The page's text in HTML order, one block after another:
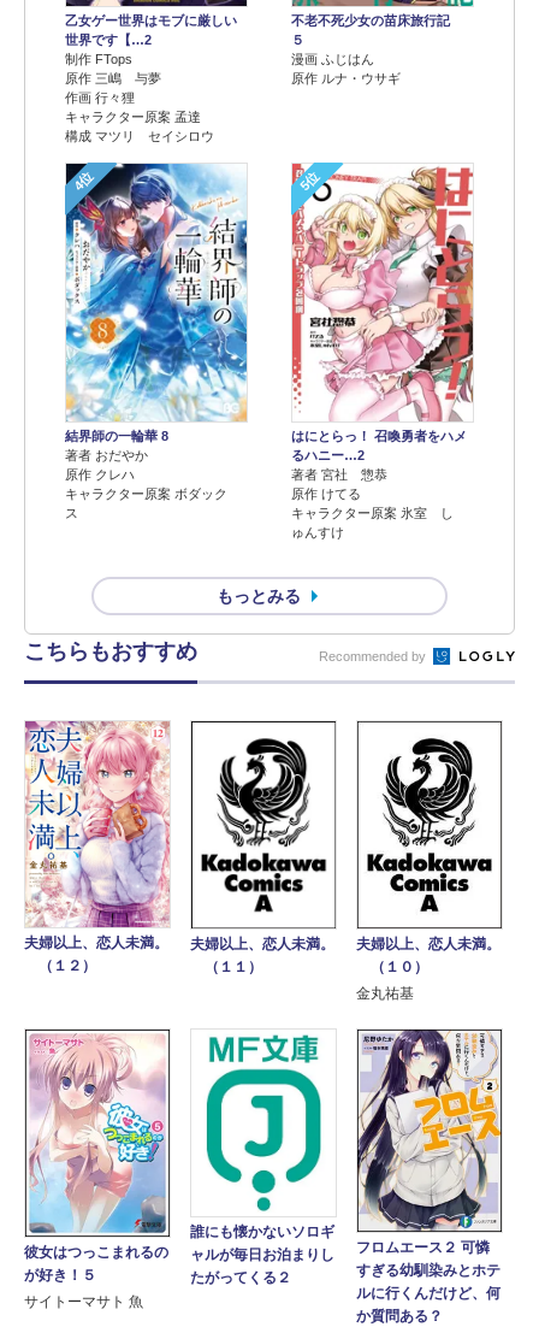
乙女ゲー世界はモブに厳しい
世界です【…2
制作 FTops
原作 三嶋 与夢
作画 行々狸
キャラクター原案 孟達
構成 マツリ セイシロウ
不老不死少女の苗床旅行記
５
漫画 ふじはん
原作 ルナ・ウサギ
4位
結界師の一輪華 8
著者 おだやか
原作 クレハ
キャラクター原案 ボダック
ス
5位
はにとらっ！ 召喚勇者をハメ
るハニー…2
著者 宮社 惣恭
原作 けてる
キャラクター原案 氷室 し
ゅんすけ
もっとみる
こちらもおすすめ Recommended by
夫婦以上、恋人未満。
（１２）
夫婦以上、恋人未満。
（１１）
夫婦以上、恋人未満。
（１０）
金丸祐基
彼女はつっこまれるの
が好き！５
サイトーマサト 魚
誰にも懐かないソロギ
ャルが毎日お泊まりし
たがってくる２
フロムエース２ 可憐
すぎる幼馴染みとホテ
ルに行くんだけど、何
か質問ある？